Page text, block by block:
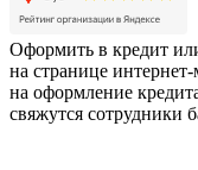
Оформить в кредит
на странице
на оформление
свяжутся сотрудники